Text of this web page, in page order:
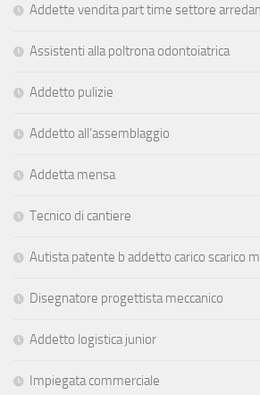
Addette vendita part time settore
Assistenti alla poltrona odontoiatrica
Addetto pulizie
Addetto all’assemblaggio
Addetta mensa
Tecnico di cantiere
Autista patente b addetto carico scarico
Disegnatore progettista meccanico
Addetto logistica junior
Impiegata commerciale